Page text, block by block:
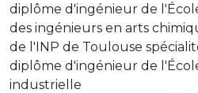
diplôme d'ingénieur de
des ingénieurs en arts
de l'INP de Toulouse
diplôme d'ingénieur de
industrielle